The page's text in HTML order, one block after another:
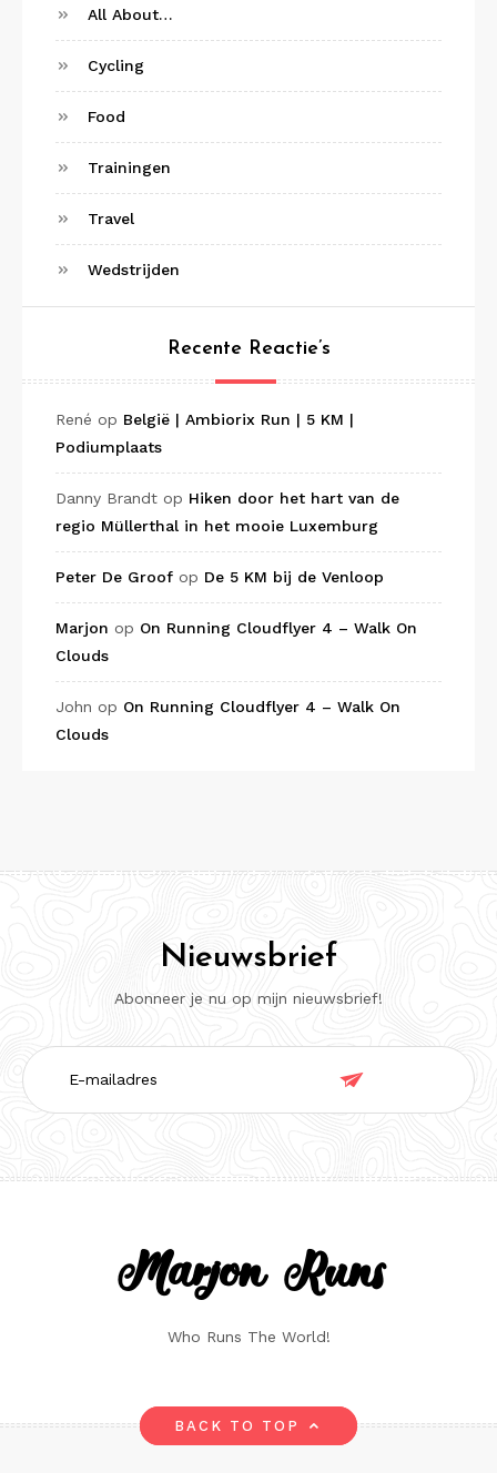
All About…
Cycling
Food
Trainingen
Travel
Wedstrijden
Recente Reactie’s
René op België | Ambiorix Run | 5 KM |
Podiumplaats
Danny Brandt op Hiken door het hart van de
regio Müllerthal in het mooie Luxemburg
Peter De Groof op De 5 KM bij de Venloop
Marjon op On Running Cloudflyer 4 – Walk On
Clouds
John op On Running Cloudflyer 4 – Walk On
Clouds
Nieuwsbrief
Abonneer je nu op mijn nieuwsbrief!
E-
mailadres

Marjon Runs
Who Runs The World!
BACK TO TOP